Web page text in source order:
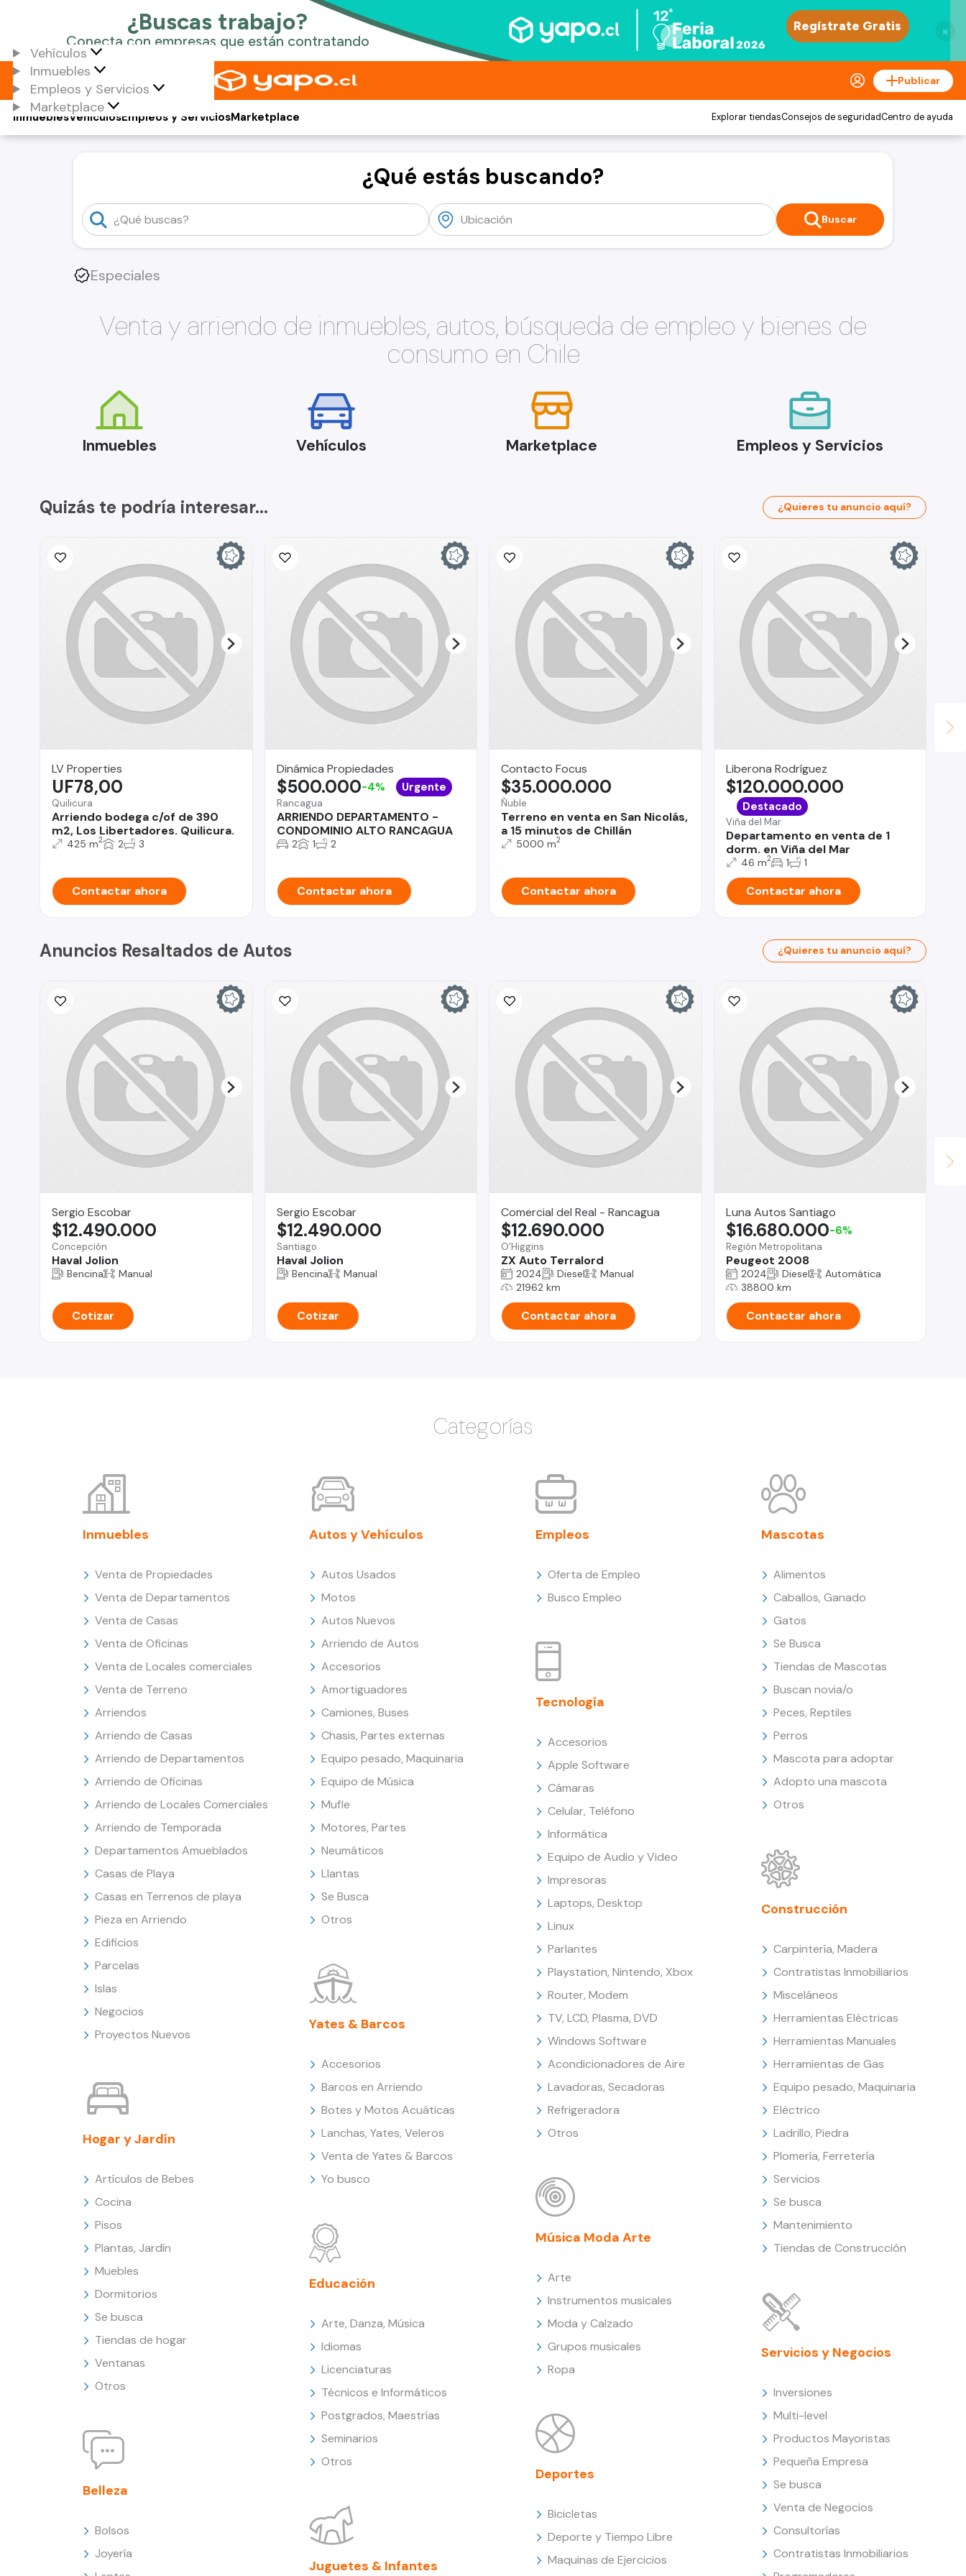
×
Vehículos
Inmuebles
Empleos y Servicios
Marketplace
Publicar
Vehículos
Inmuebles Empleos y ServiciosMarketplace Explorar tiendasConsejos de seguridadCentro de ayuda
¿Qué estás buscando?
Buscar
Especiales
Venta y arriendo de inmuebles, autos, búsqueda de empleo y bienes de
consumo en Chile
Inmuebles Vehículos Marketplace Empleos y Servicios
Quizás te podría interesar... ¿Quieres tu anuncio aquí?
LV Properties
Quilicura
Arriendo bodega c/of de 390
m2, Los Libertadores. Quilicura.
UF78,00
425 m2 2 3
Contactar ahora
Dinámica Propiedades
Rancagua
ARRIENDO DEPARTAMENTO -
CONDOMINIO ALTO RANCAGUA
$500.000-4% Urgente
2 1 2
Contactar ahora
Contacto Focus
Ñuble
Terreno en venta en San Nicolás,
a 15 minutos de Chillán
$35.000.000
5000 m2
Contactar ahora
Liberona Rodríguez
Viña del Mar
Departamento en venta de 1
dorm. en Viña del Mar
$120.000.000
Destacado
46 m2 1 1
Contactar ahora
Anuncios Resaltados de Autos ¿Quieres tu anuncio aquí?
Sergio Escobar
Concepción
Haval Jolion
$12.490.000
Bencina Manual
Cotizar
Sergio Escobar
Santiago
Haval Jolion
$12.490.000
Bencina Manual
Cotizar
Comercial del Real - Rancagua
O'Higgins
ZX Auto Terralord
$12.690.000
2024 Diesel
Manual
21962 km
Contactar ahora
Luna Autos Santiago
Región Metropolitana
Peugeot 2008
$16.680.000-6%
2024 Diesel
Automática
38800 km
Contactar ahora
Categorías
Inmuebles
Venta de Propiedades
Venta de Departamentos
Venta de Casas
Venta de Oficinas
Venta de Locales comerciales
Venta de Terreno
Arriendos
Arriendo de Casas
Arriendo de Departamentos
Arriendo de Oficinas
Arriendo de Locales Comerciales
Arriendo de Temporada
Departamentos Amueblados
Casas de Playa
Casas en Terrenos de playa
Pieza en Arriendo
Edificios
Parcelas
Islas
Negocios
Proyectos Nuevos
Hogar y Jardín
Artículos de Bebes
Cocina
Pisos
Plantas, Jardín
Muebles
Dormitorios
Se busca
Tiendas de hogar
Ventanas
Otros
Belleza
Bolsos
Joyería
Autos y Vehículos
Autos Usados
Motos
Autos Nuevos
Arriendo de Autos
Accesorios
Amortiguadores
Camiones, Buses
Chasis, Partes externas
Equipo pesado, Maquinaria
Equipo de Música
Mufle
Motores, Partes
Neumáticos
Llantas
Se Busca
Otros
Yates & Barcos
Accesorios
Barcos en Arriendo
Botes y Motos Acuáticas
Lanchas, Yates, Veleros
Venta de Yates & Barcos
Yo busco
Educación
Arte, Danza, Música
Idiomas
Licenciaturas
Técnicos e Informáticos
Postgrados, Maestrías
Seminarios
Otros
Juguetes & Infantes
Empleos
Oferta de Empleo
Busco Empleo
Tecnología
Accesorios
Apple Software
Cámaras
Celular, Teléfono
Informática
Equipo de Audio y Video
Impresoras
Laptops, Desktop
Linux
Parlantes
Playstation, Nintendo, Xbox
Router, Modem
TV, LCD, Plasma, DVD
Windows Software
Acondicionadores de Aire
Lavadoras, Secadoras
Refrigeradora
Otros
Música Moda Arte
Arte
Instrumentos musicales
Moda y Calzado
Grupos musicales
Ropa
Deportes
Bicicletas
Deporte y Tiempo Libre
Maquinas de Ejercicios
Mascotas
Alimentos
Caballos, Ganado
Gatos
Se Busca
Tiendas de Mascotas
Buscan novia/o
Peces, Reptiles
Perros
Mascota para adoptar
Adopto una mascota
Otros
Construcción
Carpintería, Madera
Contratistas Inmobiliarios
Misceláneos
Herramientas Eléctricas
Herramientas Manuales
Herramientas de Gas
Equipo pesado, Maquinaria
Eléctrico
Ladrillo, Piedra
Plomería, Ferretería
Servicios
Se busca
Mantenimiento
Tiendas de Construcción
Servicios y Negocios
Inversiones
Multi-level
Productos Mayoristas
Pequeña Empresa
Se busca
Venta de Negocios
Consultorías
Contratistas Inmobiliarios